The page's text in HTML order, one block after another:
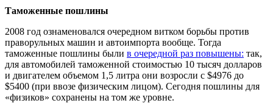
Таможенные пошлины
2008 год ознаменовался очередном витком борьбы против
праворульных машин и автоимпорта вообще. Тогда
таможенные пошлины были в очередной раз повышены: так,
для автомобилей таможенной стоимостью 10 тысяч долларов
и двигателем объемом 1,5 литра они возросли с $4976 до
$5400 (при ввозе физическим лицом). Сегодня пошлины для
«физиков» сохранены на том же уровне.